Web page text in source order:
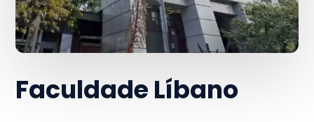
Faculdade Líbano